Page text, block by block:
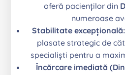
oferă pacienților din
numeroase
Stabilitate excepțională:
plasate strategic de
specialiști pentru a
Încărcare imediată